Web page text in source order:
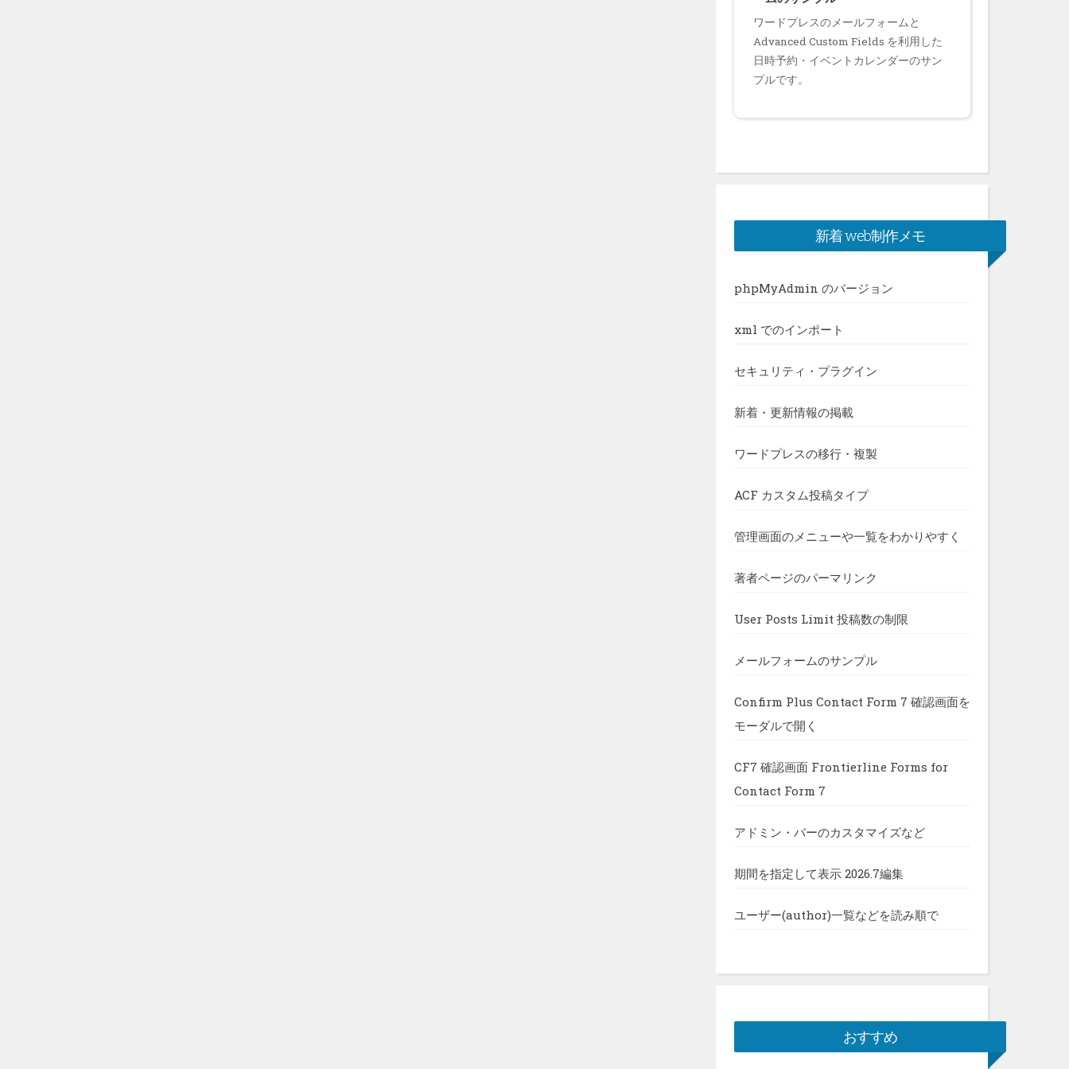
ワードプレスのメールフォームと
Advanced Custom Fields を利用した
日時予約・イベントカレンダーのサン
プルです。
新着 web制作メモ
phpMyAdmin のバージョン
xml でのインポート
セキュリティ・プラグイン
新着・更新情報の掲載
ワードプレスの移行・複製
ACF カスタム投稿タイプ
管理画面のメニューや一覧をわかりやすく
著者ページのパーマリンク
User Posts Limit 投稿数の制限
メールフォームのサンプル
Confirm Plus Contact Form 7 確認画面を
モーダルで開く
CF7 確認画面 Frontierline Forms for
Contact Form 7
アドミン・バーのカスタマイズなど
期間を指定して表示 2026.7編集
ユーザー(author)一覧などを読み順で
おすすめ